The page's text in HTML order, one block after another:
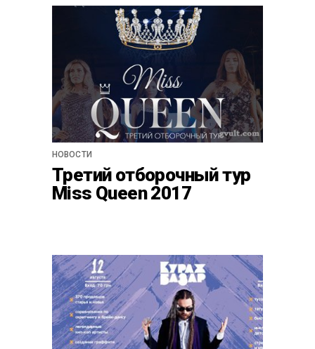
НОВОСТИ
Третий отборочный тур
Miss Queen 2017